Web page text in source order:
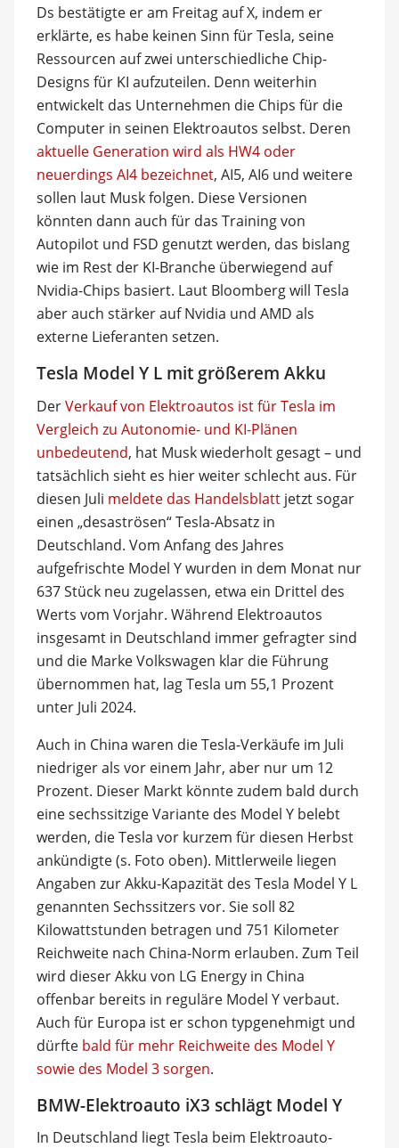
Ds bestätigte er am Freitag auf X, indem er
erklärte, es habe keinen Sinn für Tesla, seine
Ressourcen auf zwei unterschiedliche Chip-
Designs für KI aufzuteilen. Denn weiterhin
entwickelt das Unternehmen die Chips für die
Computer in seinen Elektroautos selbst. Deren
aktuelle Generation wird als HW4 oder
neuerdings AI4 bezeichnet, AI5, AI6 und weitere
sollen laut Musk folgen. Diese Versionen
könnten dann auch für das Training von
Autopilot und FSD genutzt werden, das bislang
wie im Rest der KI-Branche überwiegend auf
Nvidia-Chips basiert. Laut Bloomberg will Tesla
aber auch stärker auf Nvidia und AMD als
externe Lieferanten setzen.
Tesla Model Y L mit größerem Akku
DerVerkauf von Elektroautos ist für Tesla im
Vergleich zu Autonomie- und KI-Plänen
unbedeutend, hat Musk wiederholt gesagt – und
tatsächlich sieht es hier weiter schlecht aus. Für
diesen Juli meldete das Handelsblattjetzt sogar
einen „desaströsen“ Tesla-Absatz in
Deutschland. Vom Anfang des Jahres
aufgefrischte Model Y wurden in dem Monat nur
637 Stück neu zugelassen, etwa ein Drittel des
Werts vom Vorjahr. Während Elektroautos
insgesamt in Deutschland immer gefragter sind
und die Marke Volkswagen klar die Führung
übernommen hat, lag Tesla um 55,1 Prozent
unter Juli 2024.
Auch in China waren die Tesla-Verkäufe im Juli
niedriger als vor einem Jahr, aber nur um 12
Prozent. Dieser Markt könnte zudem bald durch
eine sechssitzige Variante des Model Y belebt
werden, die Tesla vor kurzem für diesen Herbst
ankündigte (s. Foto oben). Mittlerweile liegen
Angaben zur Akku-Kapazität des Tesla Model Y L
genannten Sechssitzers vor. Sie soll 82
Kilowattstunden betragen und 751 Kilometer
Reichweite nach China-Norm erlauben. Zum Teil
wird dieser Akku von LG Energy in China
offenbar bereits in reguläre Model Y verbaut.
Auch für Europa ist er schon typgenehmigt und
dürfte bald für mehr Reichweite des Model Y
sowie des Model 3 sorgen.
BMW-Elektroauto iX3 schlägt Model Y
In Deutschland liegt Tesla beim Elektroauto-